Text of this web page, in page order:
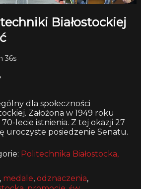
Białostockiej
36s
dla społeczności
Założona w 1949 roku
lecie istnienia. Z tej okazji 27
uroczyste posiedzenie Senatu.
Politechnika Białostocka,
, medale, odznaczenia,